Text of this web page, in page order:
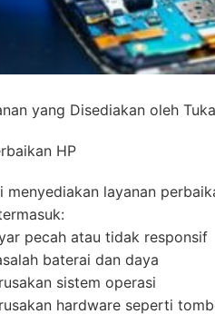
yang Disediakan oleh
HP
menyediakan layanan
pecah atau tidak responsif
baterai dan daya
sistem operasi
hardware seperti